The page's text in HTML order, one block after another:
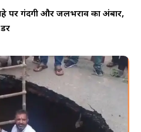
पर गंदगी और जलभराव का अंबार,